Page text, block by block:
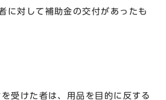
に対して補助金の交付があったも
受けた者は、用品を目的に反する